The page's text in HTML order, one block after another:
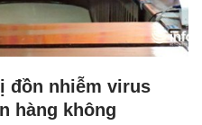
đồn nhiễm virus
hàng không